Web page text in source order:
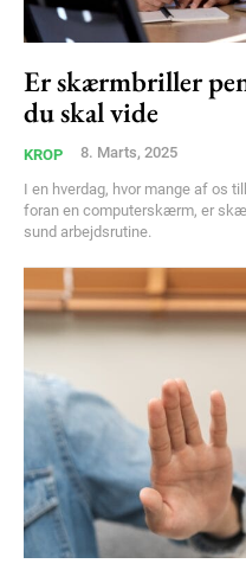
Ut mollis pellentesque
Nullam eu erat
Donec quis est ac felis
Orci varius natoque dolor
Member full
100 DKK
Etiam est nibh, lobortis
Praesent euismod ac
Ut mollis pellentesque
Er skærmbriller
du skal vide
KROP 8. Marts, 2025
I en hverdag, hvor mange af os
foran en computerskærm, er
sund arbejdsrutine.